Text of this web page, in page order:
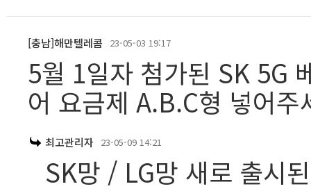
[충남]해만텔레콤 23-05-03 19:17
5월 1일자 첨가된 SK 5G
어 요금제 A.B.C형 넣어
최고관리자 23-05-09 14:21
SK망 / LG망 새로 출시